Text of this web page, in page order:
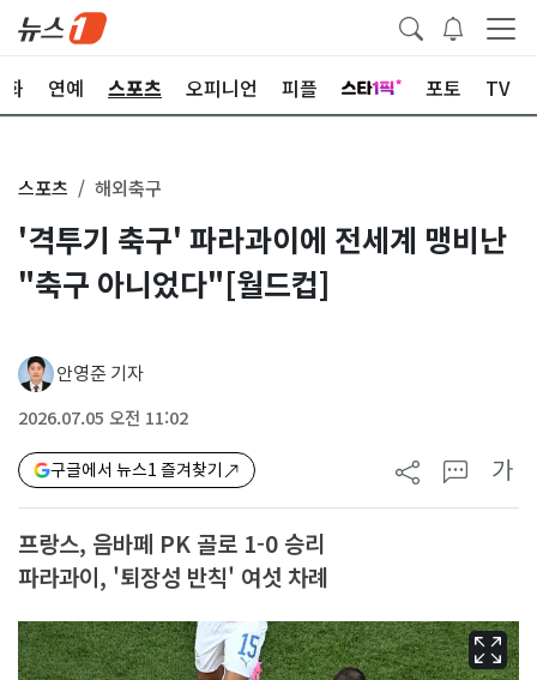
화 연예 스포츠 오피니언 피플 포토 TV
스포츠 해외축구
'격투기 축구' 파라과이에 전세계 맹비난
"축구 아니었다"[월드컵]
안영준 기자
2026.07.05 오전 11:02
구글에서 뉴스1 즐겨찾기 가
프랑스, 음바페 PK 골로 1-0 승리
파라과이, '퇴장성 반칙' 여섯 차례